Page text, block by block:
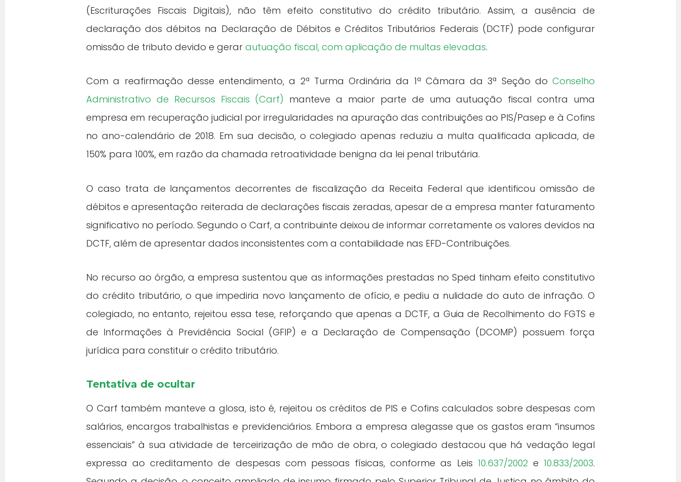
(Escriturações Fiscais Digitais), não têm efeito constitutivo do crédito tributário. Assim, a ausência de
declaração dos débitos na Declaração de Débitos e Créditos Tributários Federais (DCTF) pode configurar
omissão de tributo devido e gerar autuação fiscal, com aplicação de multas elevadas.
Com a reafirmação desse entendimento, a 2ª Turma Ordinária da 1ª Câmara da 3ª Seção do Conselho
Administrativo de Recursos Fiscais (Carf) manteve a maior parte de uma autuação fiscal contra uma
empresa em recuperação judicial por irregularidades na apuração das contribuições ao PIS/Pasep e à Cofins
no ano-calendário de 2018. Em sua decisão, o colegiado apenas reduziu a multa qualificada aplicada, de
150% para 100%, em razão da chamada retroatividade benigna da lei penal tributária.
O caso trata de lançamentos decorrentes de fiscalização da Receita Federal que identificou omissão de
débitos e apresentação reiterada de declarações fiscais zeradas, apesar de a empresa manter faturamento
significativo no período. Segundo o Carf, a contribuinte deixou de informar corretamente os valores devidos na
DCTF, além de apresentar dados inconsistentes com a contabilidade nas EFD-Contribuições.
No recurso ao órgão, a empresa sustentou que as informações prestadas no Sped tinham efeito constitutivo
do crédito tributário, o que impediria novo lançamento de ofício, e pediu a nulidade do auto de infração. O
colegiado, no entanto, rejeitou essa tese, reforçando que apenas a DCTF, a Guia de Recolhimento do FGTS e
de Informações à Previdência Social (GFIP) e a Declaração de Compensação (DCOMP) possuem força
jurídica para constituir o crédito tributário.
Tentativa de ocultar
O Carf também manteve a glosa, isto é, rejeitou os créditos de PIS e Cofins calculados sobre despesas com
salários, encargos trabalhistas e previdenciários. Embora a empresa alegasse que os gastos eram “insumos
essenciais” à sua atividade de terceirização de mão de obra, o colegiado destacou que há vedação legal
expressa ao creditamento de despesas com pessoas físicas, conforme as Leis 10.637/2002 e 10.833/2003.